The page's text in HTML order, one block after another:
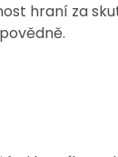
hraní za